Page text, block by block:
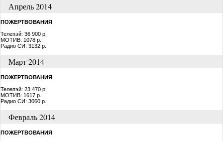
Апрель 2014
ПОЖЕРТВОВАНИЯ
Телепэй: 36 900 р.
МОТИВ: 1078 р.
Радио СИ: 3132 р.
Март 2014
ПОЖЕРТВОВАНИЯ
Телепэй: 23 470 р.
МОТИВ: 1617 р.
Радио СИ: 3060 р.
Февраль 2014
ПОЖЕРТВОВАНИЯ